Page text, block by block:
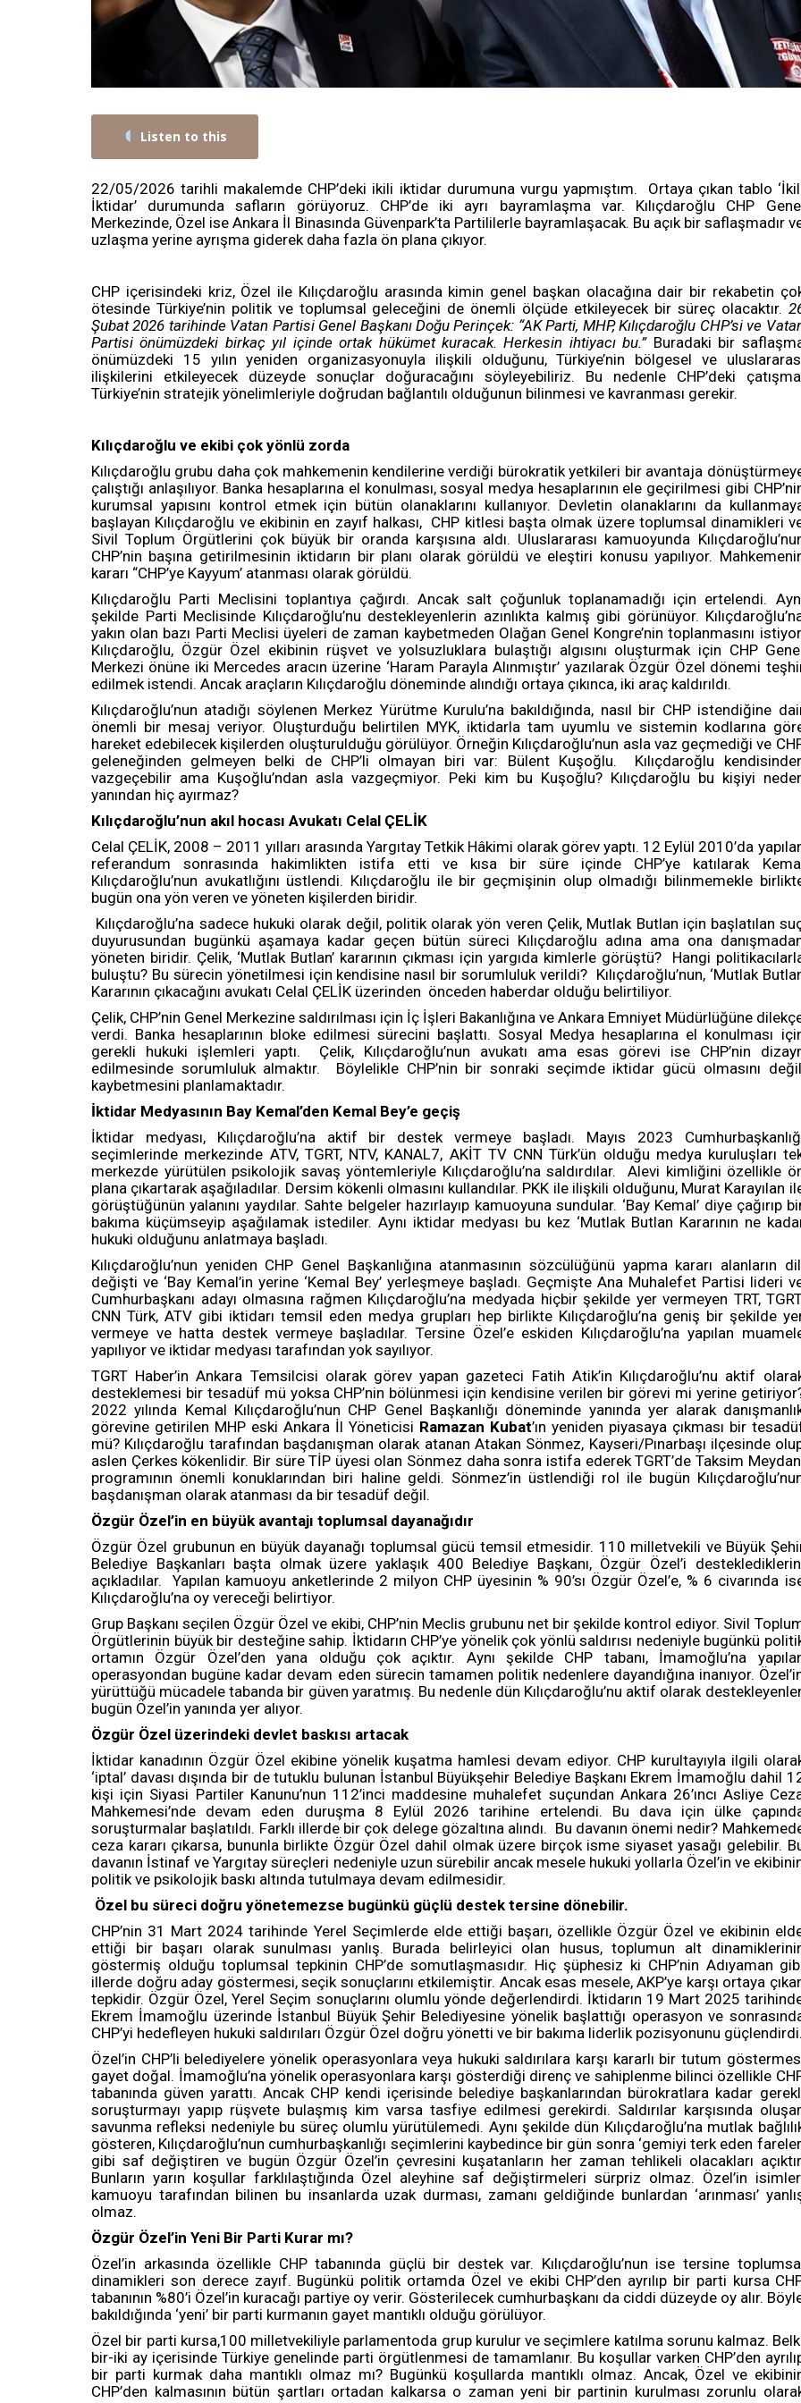
Listen to this
22/05/2026 tarihli makalemde CHP’deki ikili iktidar durumuna vurgu yapmıştım. Ortaya çıkan tablo
İktidar’ durumunda safların görüyoruz. CHP’de iki ayrı bayramlaşma var. Kılıçdaroğlu CHP
Merkezinde, Özel ise Ankara İl Binasında Güvenpark’ta Partililerle bayramlaşacak. Bu açık bir saflaşmadır
uzlaşma yerine ayrışma giderek daha fazla ön plana çıkıyor.
CHP içerisindeki kriz, Özel ile Kılıçdaroğlu arasında kimin genel başkan olacağına dair bir rekabetin
ötesinde Türkiye’nin politik ve toplumsal geleceğini de önemli ölçüde etkileyecek bir süreç olacaktır.
Şubat 2026 tarihinde Vatan Partisi Genel Başkanı Doğu Perinçek: “AK Parti, MHP, Kılıçdaroğlu CHP’si ve
Partisi önümüzdeki birkaç yıl içinde ortak hükümet kuracak. Herkesin ihtiyacı bu.”Buradaki bir
önümüzdeki 15 yılın yeniden organizasyonuyla ilişkili olduğunu, Türkiye’nin bölgesel ve
ilişkilerini etkileyecek düzeyde sonuçlar doğuracağını söyleyebiliriz. Bu nedenle CHP’deki
Türkiye’nin stratejik yönelimleriyle doğrudan bağlantılı olduğunun bilinmesi ve kavranması gerekir.
Kılıçdaroğlu ve ekibi çok yönlü zorda
Kılıçdaroğlu grubu daha çok mahkemenin kendilerine verdiği bürokratik yetkileri bir avantaja
çalıştığı anlaşılıyor. Banka hesaplarına el konulması, sosyal medya hesaplarının ele geçirilmesi gibi
kurumsal yapısını kontrol etmek için bütün olanaklarını kullanıyor. Devletin olanaklarını da
başlayan Kılıçdaroğlu ve ekibinin en zayıf halkası, CHP kitlesi başta olmak üzere toplumsal dinamikleri
Sivil Toplum Örgütlerini çok büyük bir oranda karşısına aldı. Uluslararası kamuoyunda
CHP’nin başına getirilmesinin iktidarın bir planı olarak görüldü ve eleştiri konusu yapılıyor.
kararı “CHP’ye Kayyum’ atanması olarak görüldü.
Kılıçdaroğlu Parti Meclisini toplantıya çağırdı. Ancak salt çoğunluk toplanamadığı için ertelendi.
şekilde Parti Meclisinde Kılıçdaroğlu’nu destekleyenlerin azınlıkta kalmış gibi görünüyor.
yakın olan bazı Parti Meclisi üyeleri de zaman kaybetmeden Olağan Genel Kongre’nin toplanmasını
Kılıçdaroğlu, Özgür Özel ekibinin rüşvet ve yolsuzluklara bulaştığı algısını oluşturmak için CHP
Merkezi önüne iki Mercedes aracın üzerine ‘Haram Parayla Alınmıştır’ yazılarak Özgür Özel dönemi
edilmek istendi. Ancak araçların Kılıçdaroğlu döneminde alındığı ortaya çıkınca, iki araç kaldırıldı.
Kılıçdaroğlu’nun atadığı söylenen Merkez Yürütme Kurulu’na bakıldığında, nasıl bir CHP istendiğine
önemli bir mesaj veriyor. Oluşturduğu belirtilen MYK, iktidarla tam uyumlu ve sistemin kodlarına
hareket edebilecek kişilerden oluşturulduğu görülüyor. Örneğin Kılıçdaroğlu’nun asla vaz geçmediği ve
geleneğinden gelmeyen belki de CHP’li olmayan biri var: Bülent Kuşoğlu. Kılıçdaroğlu
vazgeçebilir ama Kuşoğlu’ndan asla vazgeçmiyor. Peki kim bu Kuşoğlu? Kılıçdaroğlu bu kişiyi
yanından hiç ayırmaz?
Kılıçdaroğlu’nun akıl hocası Avukatı Celal ÇELİK
Celal ÇELİK, 2008 – 2011 yılları arasında Yargıtay Tetkik Hâkimi olarak görev yaptı. 12 Eylül 2010’da
referandum sonrasında hakimlikten istifa etti ve kısa bir süre içinde CHP’ye katılarak
Kılıçdaroğlu’nun avukatlığını üstlendi. Kılıçdaroğlu ile bir geçmişinin olup olmadığı bilinmemekle
bugün ona yön veren ve yöneten kişilerden biridir.
Kılıçdaroğlu’na sadece hukuki olarak değil, politik olarak yön veren Çelik, Mutlak Butlan için başlatılan
duyurusundan bugünkü aşamaya kadar geçen bütün süreci Kılıçdaroğlu adına ama ona
yöneten biridir. Çelik, ‘Mutlak Butlan’ kararının çıkması için yargıda kimlerle görüştü? Hangi
buluştu? Bu sürecin yönetilmesi için kendisine nasıl bir sorumluluk verildi? Kılıçdaroğlu’nun, ‘Mutlak
Kararının çıkacağını avukatı Celal ÇELİK üzerinden önceden haberdar olduğu belirtiliyor.
Çelik, CHP’nin Genel Merkezine saldırılması için İç İşleri Bakanlığına ve Ankara Emniyet Müdürlüğüne
verdi. Banka hesaplarının bloke edilmesi sürecini başlattı. Sosyal Medya hesaplarına el konulması
gerekli hukuki işlemleri yaptı. Çelik, Kılıçdaroğlu’nun avukatı ama esas görevi ise CHP’nin
edilmesinde sorumluluk almaktır. Böylelikle CHP’nin bir sonraki seçimde iktidar gücü olmasını
kaybetmesini planlamaktadır.
İktidar Medyasının Bay Kemal’den Kemal Bey’e geçiş
İktidar medyası, Kılıçdaroğlu’na aktif bir destek vermeye başladı. Mayıs 2023
seçimlerinde merkezinde ATV, TGRT, NTV, KANAL7, AKİT TV CNN Türk’ün olduğu medya kuruluşları
merkezde yürütülen psikolojik savaş yöntemleriyle Kılıçdaroğlu’na saldırdılar. Alevi kimliğini özellikle
plana çıkartarak aşağıladılar. Dersim kökenli olmasını kullandılar. PKK ile ilişkili olduğunu, Murat Karayılan
görüştüğünün yalanını yaydılar. Sahte belgeler hazırlayıp kamuoyuna sundular. ‘Bay Kemal’ diye çağırıp
bakıma küçümseyip aşağılamak istediler. Aynı iktidar medyası bu kez ‘Mutlak Butlan Kararının ne
hukuki olduğunu anlatmaya başladı.
Kılıçdaroğlu’nun yeniden CHP Genel Başkanlığına atanmasının sözcülüğünü yapma kararı alanların
değişti ve ‘Bay Kemal’in yerine ‘Kemal Bey’ yerleşmeye başladı. Geçmişte Ana Muhalefet Partisi lideri
Cumhurbaşkanı adayı olmasına rağmen Kılıçdaroğlu’na medyada hiçbir şekilde yer vermeyen TRT,
CNN Türk, ATV gibi iktidarı temsil eden medya grupları hep birlikte Kılıçdaroğlu’na geniş bir şekilde
vermeye ve hatta destek vermeye başladılar. Tersine Özel’e eskiden Kılıçdaroğlu’na yapılan
yapılıyor ve iktidar medyası tarafından yok sayılıyor.
TGRT Haber’in Ankara Temsilcisi olarak görev yapan gazeteci Fatih Atik’in Kılıçdaroğlu’nu aktif
desteklemesi bir tesadüf mü yoksa CHP’nin bölünmesi için kendisine verilen bir görevi mi yerine
2022 yılında Kemal Kılıçdaroğlu’nun CHP Genel Başkanlığı döneminde yanında yer alarak
görevine getirilen MHP eski Ankara İl Yöneticisi Ramazan Kubat’ın yeniden piyasaya çıkması bir
mü? Kılıçdaroğlu tarafından başdanışman olarak atanan Atakan Sönmez, Kayseri/Pınarbaşı ilçesinde
aslen Çerkes kökenlidir. Bir süre TİP üyesi olan Sönmez daha sonra istifa ederek TGRT’de Taksim
programının önemli konuklarından biri haline geldi. Sönmez’in üstlendiği rol ile bugün
başdanışman olarak atanması da bir tesadüf değil.
Özgür Özel’in en büyük avantajı toplumsal dayanağıdır
Özgür Özel grubunun en büyük dayanağı toplumsal gücü temsil etmesidir. 110 milletvekili ve Büyük
Belediye Başkanları başta olmak üzere yaklaşık 400 Belediye Başkanı, Özgür Özel’i
açıkladılar. Yapılan kamuoyu anketlerinde 2 milyon CHP üyesinin % 90’sı Özgür Özel’e, % 6 civarında
Kılıçdaroğlu’na oy vereceği belirtiyor.
Grup Başkanı seçilen Özgür Özel ve ekibi, CHP’nin Meclis grubunu net bir şekilde kontrol ediyor. Sivil
Örgütlerinin büyük bir desteğine sahip. İktidarın CHP’ye yönelik çok yönlü saldırısı nedeniyle bugünkü
ortamın Özgür Özel’den yana olduğu çok açıktır. Aynı şekilde CHP tabanı, İmamoğlu’na
operasyondan bugüne kadar devam eden sürecin tamamen politik nedenlere dayandığına inanıyor.
yürüttüğü mücadele tabanda bir güven yaratmış. Bu nedenle dün Kılıçdaroğlu’nu aktif olarak
bugün Özel’in yanında yer alıyor.
Özgür Özel üzerindeki devlet baskısı artacak
İktidar kanadının Özgür Özel ekibine yönelik kuşatma hamlesi devam ediyor. CHP kurultayıyla ilgili
‘iptal’ davası dışında bir de tutuklu bulunan İstanbul Büyükşehir Belediye Başkanı Ekrem İmamoğlu dahil
kişi için Siyasi Partiler Kanunu’nun 112’inci maddesine muhalefet suçundan Ankara 26’ıncı Asliye
Mahkemesi’nde devam eden duruşma 8 Eylül 2026 tarihine ertelendi. Bu dava için ülke
soruşturmalar başlatıldı. Farklı illerde bir çok delege gözaltına alındı. Bu davanın önemi nedir?
ceza kararı çıkarsa, bununla birlikte Özgür Özel dahil olmak üzere birçok isme siyaset yasağı gelebilir.
davanın İstinaf ve Yargıtay süreçleri nedeniyle uzun sürebilir ancak mesele hukuki yollarla Özel’in ve
politik ve psikolojik baskı altında tutulmaya devam edilmesidir.
Özel bu süreci doğru yönetemezse bugünkü güçlü destek tersine dönebilir.
CHP’nin 31 Mart 2024 tarihinde Yerel Seçimlerde elde ettiği başarı, özellikle Özgür Özel ve ekibinin
ettiği bir başarı olarak sunulması yanlış. Burada belirleyici olan husus, toplumun alt
göstermiş olduğu toplumsal tepkinin CHP’de somutlaşmasıdır. Hiç şüphesiz ki CHP’nin Adıyaman
illerde doğru aday göstermesi, seçik sonuçlarını etkilemiştir. Ancak esas mesele, AKP’ye karşı ortaya
tepkidir. Özgür Özel, Yerel Seçim sonuçlarını olumlu yönde değerlendirdi. İktidarın 19 Mart 2025
Ekrem İmamoğlu üzerinde İstanbul Büyük Şehir Belediyesine yönelik başlattığı operasyon ve
CHP’yi hedefleyen hukuki saldırıları Özgür Özel doğru yönetti ve bir bakıma liderlik pozisyonunu güçlendirdi.
Özel’in CHP’li belediyelere yönelik operasyonlara veya hukuki saldırılara karşı kararlı bir tutum
gayet doğal. İmamoğlu’na yönelik operasyonlara karşı gösterdiği direnç ve sahiplenme bilinci özellikle
tabanında güven yarattı. Ancak CHP kendi içerisinde belediye başkanlarından bürokratlara kadar
soruşturmayı yapıp rüşvete bulaşmış kim varsa tasfiye edilmesi gerekirdi. Saldırılar karşısında
savunma refleksi nedeniyle bu süreç olumlu yürütülemedi. Aynı şekilde dün Kılıçdaroğlu’na mutlak
gösteren, Kılıçdaroğlu’nun cumhurbaşkanlığı seçimlerini kaybedince bir gün sonra ‘gemiyi terk eden
gibi saf değiştiren ve bugün Özgür Özel’in çevresini kuşatanların her zaman tehlikeli olacakları
Bunların yarın koşullar farklılaştığında Özel aleyhine saf değiştirmeleri sürpriz olmaz. Özel’in
kamuoyu tarafından bilinen bu insanlarda uzak durması, zamanı geldiğinde bunlardan ‘arınması’
olmaz.
Özgür Özel’in Yeni Bir Parti Kurar mı?
Özel’in arkasında özellikle CHP tabanında güçlü bir destek var. Kılıçdaroğlu’nun ise tersine
dinamikleri son derece zayıf. Bugünkü politik ortamda Özel ve ekibi CHP’den ayrılıp bir parti kursa
tabanının %80’i Özel’in kuracağı partiye oy verir. Gösterilecek cumhurbaşkanı da ciddi düzeyde oy alır.
bakıldığında ‘yeni’ bir parti kurmanın gayet mantıklı olduğu görülüyor.
Özel bir parti kursa,100 milletvekiliyle parlamentoda grup kurulur ve seçimlere katılma sorunu kalmaz.
bir-iki ay içerisinde Türkiye genelinde parti örgütlenmesi de tamamlanır. Bu koşullar varken CHP’den
bir parti kurmak daha mantıklı olmaz mı? Bugünkü koşullarda mantıklı olmaz. Ancak, Özel ve
CHP’den kalmasının bütün şartları ortadan kalkarsa o zaman yeni bir partinin kurulması zorunlu